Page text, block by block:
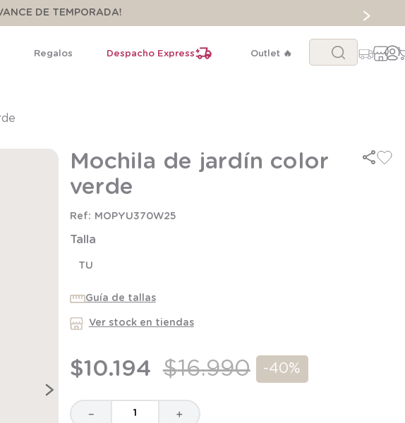
DE TEMPORADA!
Regalos Despacho Express Outlet 🔥
Buscar...
Mochila de jardín color
verde
MOPYU370W25
Talla
TU
Guía de tallas
Ver stock en tiendas
$10.194 $16.990 -40%
＋
－